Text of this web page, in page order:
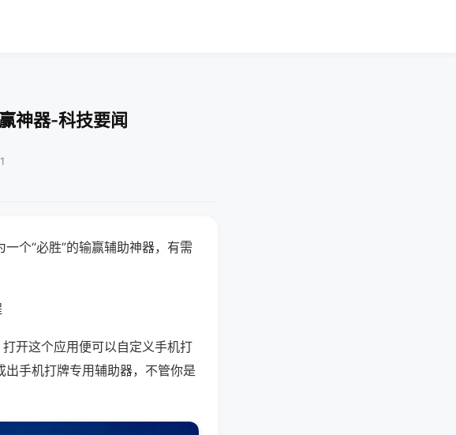
神器-科技要闻
个“必胜”的输赢辅助神器，有需
开这个应用便可以自定义手机打
手机打牌专用辅助器，不管你是